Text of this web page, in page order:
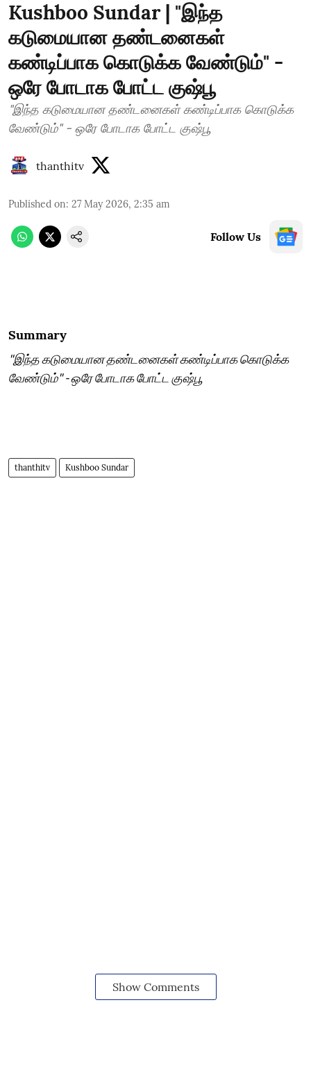
Kushboo Sundar | "இந்த
கடுமையான தண்டனைகள்
கண்டிப்பாக கொடுக்க வேண்டும்" -
ஒரே போடாக போட்ட குஷ்பூ
"இந்த கடுமையான தண்டனைகள் கண்டிப்பாக கொடுக்க
வேண்டும்" - ஒரே போடாக போட்ட குஷ்பூ
thanthitv
Published on: 27 May 2026, 2:35 am
Follow Us
Summary
"இந்த கடுமையான தண்டனைகள் கண்டிப்பாக கொடுக்க
வேண்டும்" - ஒரே போடாக போட்ட குஷ்பூ
thanthitv Kushboo Sundar
Show Comments